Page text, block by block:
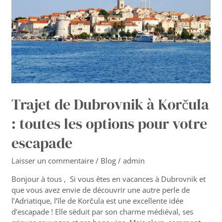
Trajet de Dubrovnik à Korčula
: toutes les options pour votre
escapade
Laisser un commentaire / Blog /admin
Bonjour à tous , Si vous êtes en vacances à Dubrovnik et
que vous avez envie de découvrir une autre perle de
l’Adriatique, l’île de Korčula est une excellente idée
d’escapade ! Elle séduit par son charme médiéval, ses
toutes
les
options
pour
votre
escapade